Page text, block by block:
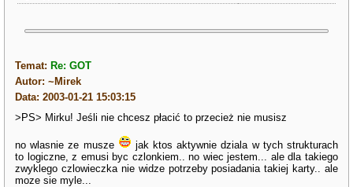
Temat: Re: GOT
Autor: ~Mirek
Data: 2003-01-21 15:03:15
>PS> Mirku! Jeśli nie chcesz płacić to przecież nie musisz
no wlasnie ze musze
jak ktos aktywnie dziala w tych strukturach
to logiczne, z emusi byc czlonkiem.. no wiec jestem... ale dla takiego
zwyklego czlowieczka nie widze potrzeby posiadania takiej karty.. ale
moze sie myle...